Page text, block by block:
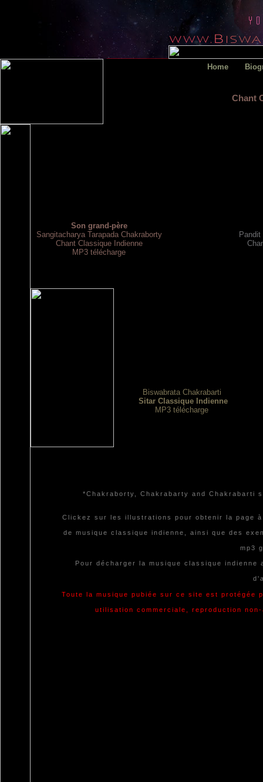
Home
Chant
Son grand-père
Sangitacharya Tarapada Chakraborty
Chant Classique Indienne
MP3 télécharge
Biswabrata Chakrabarti
Sitar Classique Indienne
MP3 télécharge
*Chakraborty, Chakrabarty and Chakrabarti
Clickez sur les illustrations pour obtenir la page
de musique classique indienne, ainsi que des
mp3
Pour décharger la musique classique
Toute la musique pubiée sur ce site est protégée
utilisation commerciale, reproduction